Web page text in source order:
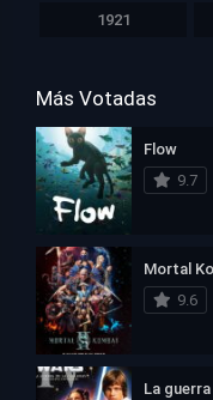
1921
Más Votadas
Flow
9.7
Mortal
9.6